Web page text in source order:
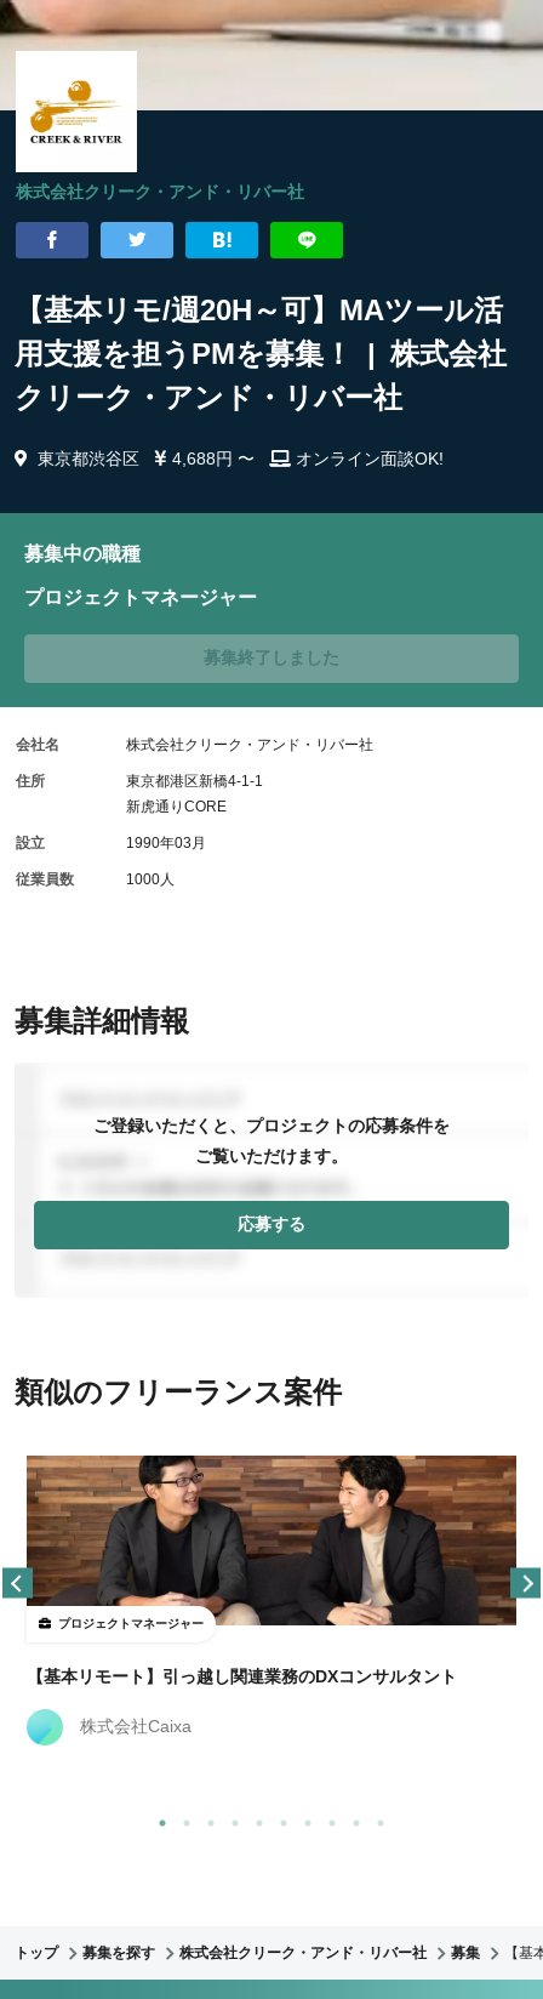
株式会社クリーク・アンド・リバー社
【基本リモ/週20H～可】MAツール活
用支援を担うPMを募集！ | 株式会社
クリーク・アンド・リバー社
東京都渋谷区 4,688円 〜 オンライン面談OK!
募集詳細情報
ご登録いただくと、プロジェクトの応募条件を
ご覧いただけます。
応募する
募集中の職種
プロジェクトマネージャー
募集終了しました
会社名 株式会社クリーク・アンド・リバー社
住所
東京都港区新橋4-1-1
新虎通りCORE
設立 1990年03月
従業員数 1000人
類似のフリーランス案件
プロジェクトマネージャー
【基本リモート】引っ越し関連業務のDXコンサルタント
株式会社Caixa
トップ 募集を探す 株式会社クリーク・アンド・リバー社 募集 【